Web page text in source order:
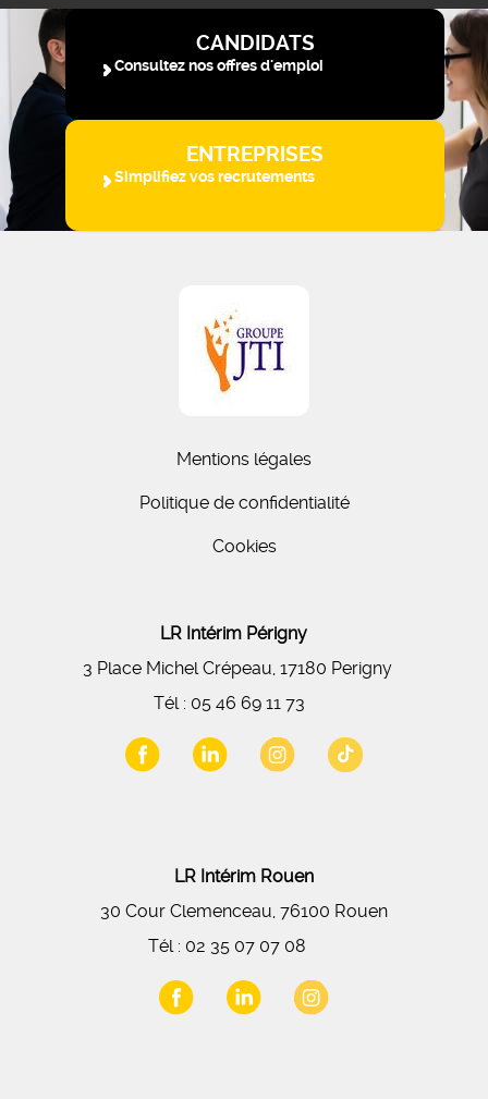
CANDIDATS
Consultez nos offres d'emploi
ENTREPRISES
Simplifiez vos recrutements
Mentions légales
Politique de confidentialité
Cookies
LR Intérim Périgny
3 Place Michel Crépeau, 17180 Perigny
Tél : 05 46 69 11 73
LR Intérim Rouen
30 Cour Clemenceau, 76100 Rouen
Tél : 02 35 07 07 08